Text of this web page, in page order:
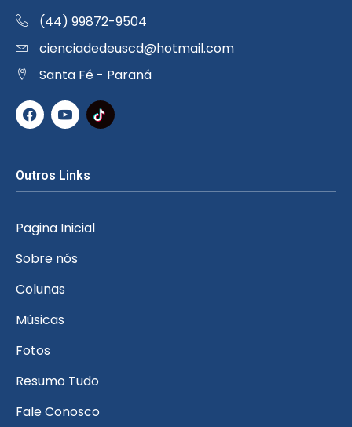
(44) 99872-9504
cienciadedeuscd@hotmail.com
Santa Fé - Paraná
Outros Links
Pagina Inicial
Sobre nós
Colunas
Músicas
Fotos
Resumo Tudo
Fale Conosco